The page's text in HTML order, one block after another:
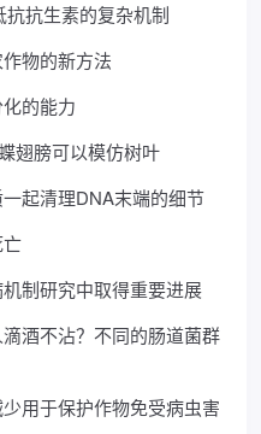
抗抗生素的复杂机制
物的新方法
的能力
翅膀可以模仿树叶
起清理DNA末端的细节
制研究中取得重要进展
酒不沾？不同的肠道菌群
用于保护作物免受病虫害